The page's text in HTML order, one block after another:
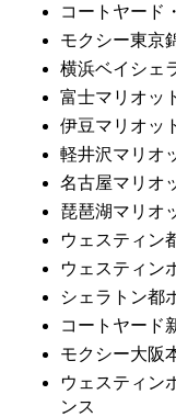
コートヤード
モクシー東京
横浜ベイシェ
富士マリオッ
伊豆マリオッ
軽井沢マリオ
名古屋マリオ
琵琶湖マリオ
ウェスティン
ウェスティン
シェラトン都
コートヤード
モクシー大阪
ウェスティン
ンス